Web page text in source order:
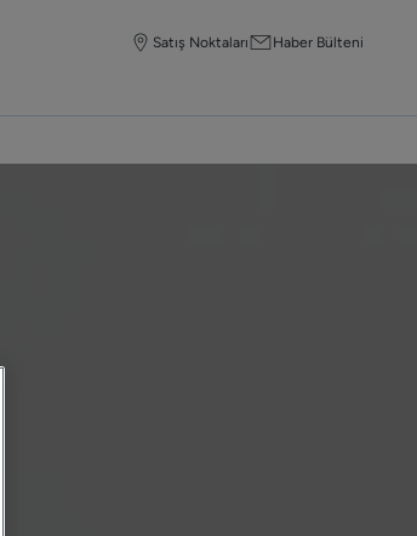
Satış Noktaları Haber Bülteni